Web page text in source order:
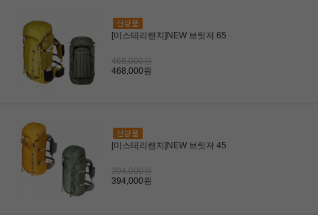
[미스테리랜치]NEW 브릿저 65
468,000원
468,000원
[미스테리랜치]NEW 브릿저 45
394,000원
394,000원